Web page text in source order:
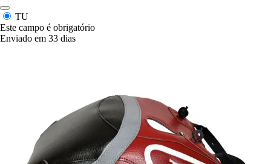
TU
Este campo é obrigatório
Enviado em 33 dias